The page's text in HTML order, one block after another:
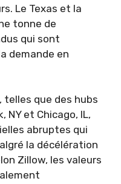
Le Texas et la
tonne de
qui sont
demande en
telles que des hubs
NY et Chicago, IL,
abruptes qui
la décélération
Zillow, les valeurs